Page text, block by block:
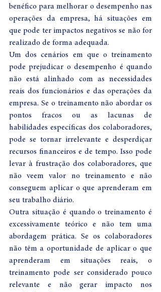
benéfico para melhorar o desempenho nas
operações da empresa, há situações em
que pode ter impactos negativos se não for
realizado de forma adequada.
Um dos cenários em que o treinamento
pode prejudicar o desempenho é quando
não está alinhado com as necessidades
reais dos funcionários e das operações da
empresa. Se o treinamento não abordar os
pontos fracos ou as lacunas de
habilidades específicas dos colaboradores,
pode se tornar irrelevante e desperdiçar
recursos financeiros e de tempo. Isso pode
levar à frustração dos colaboradores, que
não veem valor no treinamento e não
conseguem aplicar o que aprenderam em
seu trabalho diário.
Outra situação é quando o treinamento é
excessivamente teórico e não tem uma
abordagem prática. Se os colaboradores
não têm a oportunidade de aplicar o que
aprenderam em situações reais, o
treinamento pode ser considerado pouco
relevante e não gerar impacto nos